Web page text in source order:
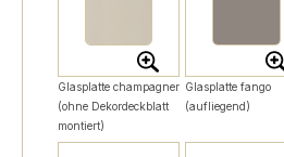
Glasplatte champagner
(ohne Dekordeckblatt
montiert)
Glasplatte fango
(aufliegend)